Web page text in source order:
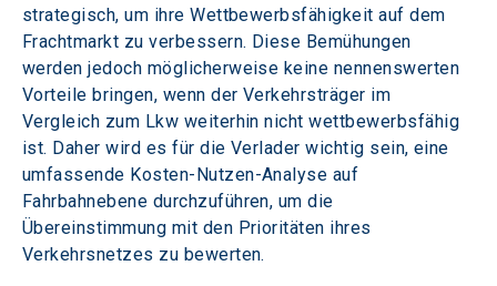
strategisch, um ihre Wettbewerbsfähigkeit auf dem
Frachtmarkt zu verbessern. Diese Bemühungen
werden jedoch möglicherweise keine nennenswerten
Vorteile bringen, wenn der Verkehrsträger im
Vergleich zum Lkw weiterhin nicht wettbewerbsfähig
ist. Daher wird es für die Verlader wichtig sein, eine
umfassende Kosten-Nutzen-Analyse auf
Fahrbahnebene durchzuführen, um die
Übereinstimmung mit den Prioritäten ihres
Verkehrsnetzes zu bewerten.